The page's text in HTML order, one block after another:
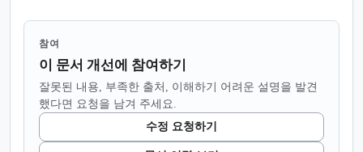
참여
이 문서 개선에 참여하기
잘못된 내용, 부족한 출처, 이해하기 어려운 설명을 발견
했다면 요청을 남겨 주세요.
수정 요청하기